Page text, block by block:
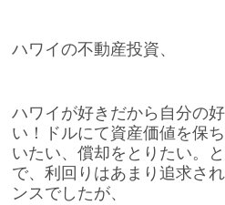
ハワイの不動産投資、
ハワイが好きだから自分の
い！ドルにて資産価値を保
いたい、償却をとりたい。
で、利回りはあまり追求さ
ンスでしたが、